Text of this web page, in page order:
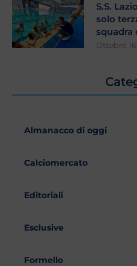
S.S.
solo
squadra
Ottobre
Almanacco di oggi
Calciomercato
Editoriali
Esclusive
Formello